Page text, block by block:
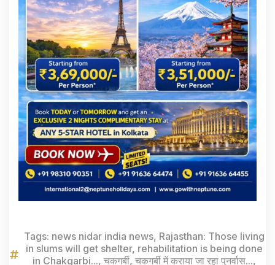
Tags: news nidar india news, Rajasthan: Those living
in slums will get shelter, rehabilitation is being done
in Chakgarbi..., चकगर्बी, चकगर्बी में कराया जा रहा पुनर्वास...,